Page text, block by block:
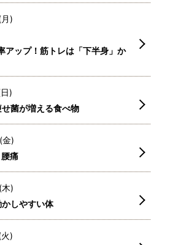
)
アップ！筋トレは「下半身」か
)
せ菌が増える食べ物
)
腰痛
)
かしやすい体
)